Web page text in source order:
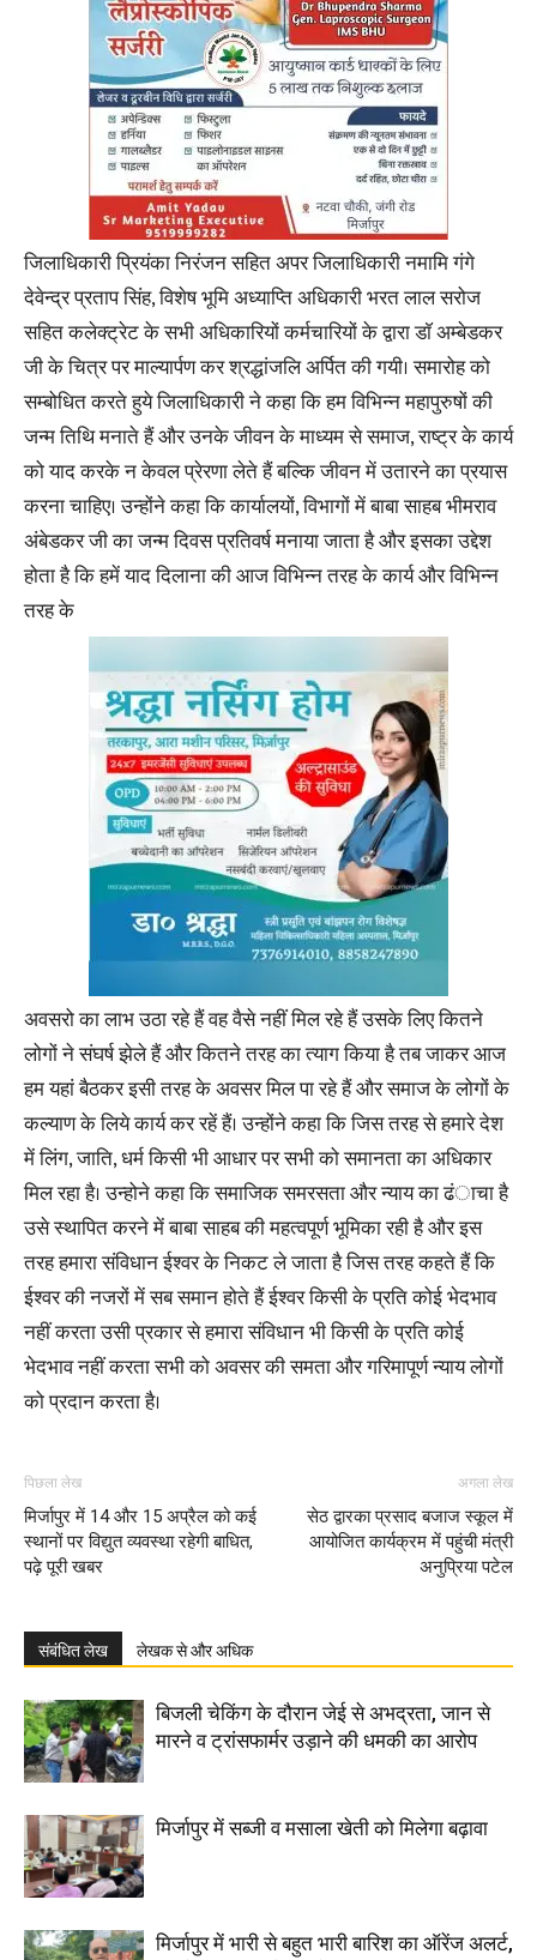
जिलाधिकारी प्रियंका निरंजन सहित अपर जिलाधिकारी नमामि गंगे
देवेन्द्र प्रताप सिंह, विशेष भूमि अध्याप्ति अधिकारी भरत लाल सरोज
सहित कलेक्ट्रेट के सभी अधिकारियों कर्मचारियों के द्वारा डाॅ अम्बेडकर
जी के चित्र पर माल्यार्पण कर श्रद्धांजलि अर्पित की गयी। समारोह को
सम्बोधित करते हुये जिलाधिकारी ने कहा कि हम विभिन्न महापुरुषों की
जन्म तिथि मनाते हैं और उनके जीवन के माध्यम से समाज, राष्ट्र के कार्य
को याद करके न केवल प्रेरणा लेते हैं बल्कि जीवन में उतारने का प्रयास
करना चाहिए। उन्होंने कहा कि कार्यालयों, विभागों में बाबा साहब भीमराव
अंबेडकर जी का जन्म दिवस प्रतिवर्ष मनाया जाता है और इसका उद्देश
होता है कि हमें याद दिलाना की आज विभिन्न तरह के कार्य और विभिन्न
तरह के
अवसरो का लाभ उठा रहे हैं वह वैसे नहीं मिल रहे हैं उसके लिए कितने
लोगों ने संघर्ष झेले हैं और कितने तरह का त्याग किया है तब जाकर आज
हम यहां बैठकर इसी तरह के अवसर मिल पा रहे हैं और समाज के लोगों के
कल्याण के लिये कार्य कर रहें हैं। उन्होंने कहा कि जिस तरह से हमारे देश
में लिंग, जाति, धर्म किसी भी आधार पर सभी को समानता का अधिकार
मिल रहा है। उन्होने कहा कि समाजिक समरसता और न्याय का ढंाचा है
उसे स्थापित करने में बाबा साहब की महत्वपूर्ण भूमिका रही है और इस
तरह हमारा संविधान ईश्वर के निकट ले जाता है जिस तरह कहते हैं कि
ईश्वर की नजरों में सब समान होते हैं ईश्वर किसी के प्रति कोई भेदभाव
नहीं करता उसी प्रकार से हमारा संविधान भी किसी के प्रति कोई
भेदभाव नहीं करता सभी को अवसर की समता और गरिमापूर्ण न्याय लोगों
को प्रदान करता है।
पिछला लेख
मिर्जापुर में 14 और 15 अप्रैल को कई
स्थानों पर विद्युत व्यवस्था रहेगी बाधित,
पढ़े पूरी खबर
अगला लेख
सेठ द्वारका प्रसाद बजाज स्कूल में
आयोजित कार्यक्रम में पहुंची मंत्री
अनुप्रिया पटेल
संबंधित लेख लेखक से और अधिक
बिजली चेकिंग के दौरान जेई से अभद्रता, जान से
मारने व ट्रांसफार्मर उड़ाने की धमकी का आरोप
मिर्जापुर में सब्जी व मसाला खेती को मिलेगा बढ़ावा
मिर्जापुर में भारी से बहुत भारी बारिश का ऑरेंज अलर्ट,